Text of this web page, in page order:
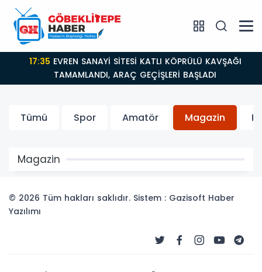
17:35EVREN SANAYİ SİTESİ KATLI KÖPRÜLÜ KAVŞAĞI
TAMAMLANDI, ARAÇ GEÇİŞLERİ BAŞLADI
Tümü Spor Amatör Magazin
Magazin
© 2026 Tüm hakları saklıdır. Sistem : Gazisoft Haber
Yazılımı